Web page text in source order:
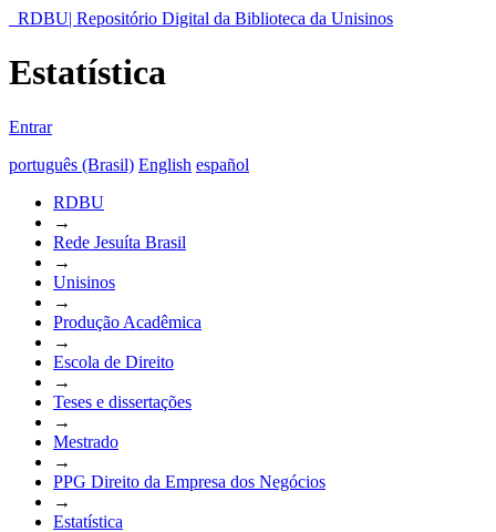
RDBU| Repositório Digital da Biblioteca da Unisinos
Estatística
Entrar
português (Brasil) English español
RDBU
→
Rede Jesuíta Brasil
→
Unisinos
→
Produção Acadêmica
→
Escola de Direito
→
Teses e dissertações
→
Mestrado
→
PPG Direito da Empresa dos Negócios
→
Estatística